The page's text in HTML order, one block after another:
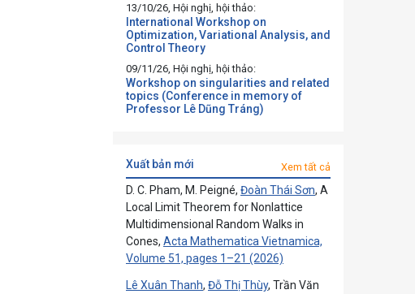
13/10/26, Hội nghị, hội thảo:
International Workshop on
Optimization, Variational Analysis, and
Control Theory
09/11/26, Hội nghị, hội thảo:
Workshop on singularities and related
topics (Conference in memory of
Professor Lê Dũng Tráng)
xuất bản mới Xem tất cả
D. C. Pham, M. Peigné, Đoàn Thái Sơn, A
Local Limit Theorem for Nonlattice
Multidimensional Random Walks in
Cones, Acta Mathematica Vietnamica,
Volume 51, pages 1–21 (2026)
Lê Xuân Thanh, Đỗ Thị Thùy, Trần Văn